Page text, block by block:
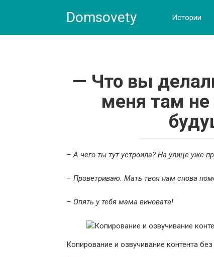
Domsovety Истории
— Что вы
меня там
– А чего ты тут устроила? На улице уже
– Проветриваю. Мать твоя нам снова
– Опять у тебя мама виновата!
Копирование и озвучивание контента